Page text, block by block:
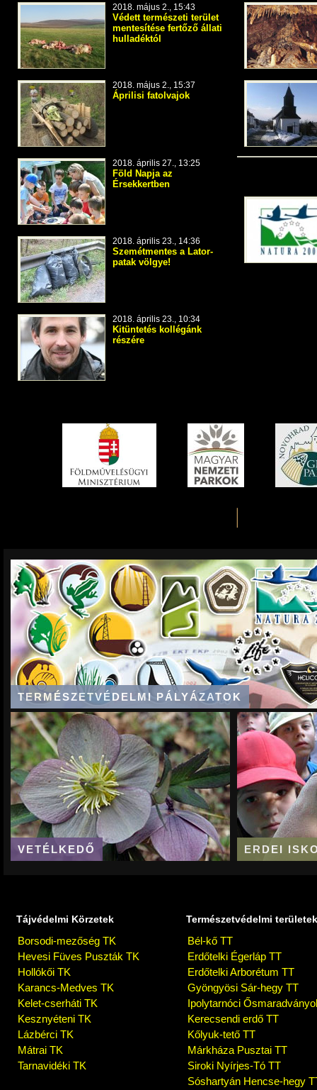
2018. május 2., 15:43
Védett természeti terület
mentesítése fertőző állati
hulladéktól
2018. május 2., 15:37
Áprilisi fatolvajok
2018. április 27., 13:25
Föld Napja az
Érsekkertben
2018. április 23., 14:36
Szemétmentes a Lator-
patak völgye!
2018. április 23., 10:34
Kitüntetés kollégánk
részére
TERMÉSZETVÉDELMI PÁLYÁZATOK
VETÉLKEDŐ ERDEI
Tájvédelmi Körzetek
Borsodi-mezőség TK
Hevesi Füves Puszták TK
Hollókői TK
Karancs-Medves TK
Kelet-cserháti TK
Kesznyéteni TK
Lázbérci TK
Mátrai TK
Tarnavidéki TK
Természetvédelmi területek
Bél-kő TT
Erdőtelki Égerláp TT
Erdőtelki Arborétum TT
Gyöngyösi Sár-hegy TT
Ipolytarnóci
Kerecsendi erdő TT
Kőlyuk-tető TT
Márkháza Pusztai TT
Siroki Nyírjes-Tó TT
Sóshartyán Hencse-hegy